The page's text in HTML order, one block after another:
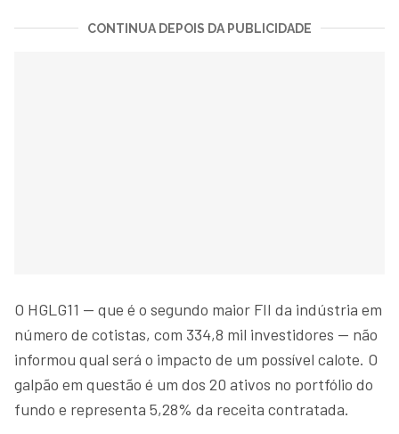
CONTINUA DEPOIS DA PUBLICIDADE
O HGLG11 — que é o segundo maior FII da indústria em
número de cotistas, com 334,8 mil investidores — não
informou qual será o impacto de um possível calote. O
galpão em questão é um dos 20 ativos no portfólio do
fundo e representa 5,28% da receita contratada.